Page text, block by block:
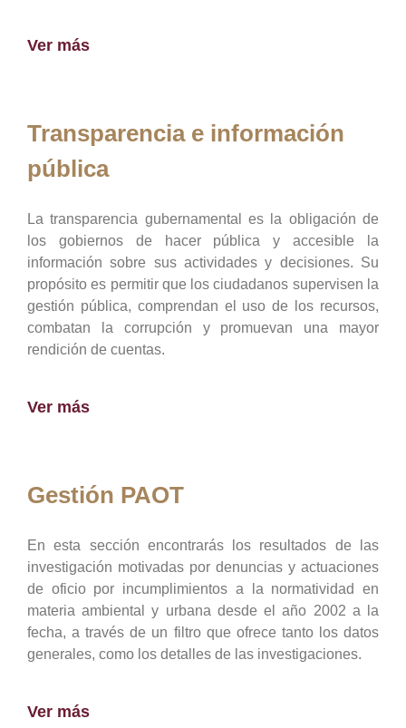
Ver más
Transparencia e información
pública
La transparencia gubernamental es la obligación de
los gobiernos de hacer pública y accesible la
información sobre sus actividades y decisiones. Su
propósito es permitir que los ciudadanos supervisen la
gestión pública, comprendan el uso de los recursos,
combatan la corrupción y promuevan una mayor
rendición de cuentas.
Ver más
Gestión PAOT
En esta sección encontrarás los resultados de las
investigación motivadas por denuncias y actuaciones
de oficio por incumplimientos a la normatividad en
materia ambiental y urbana desde el año 2002 a la
fecha, a través de un filtro que ofrece tanto los datos
generales, como los detalles de las investigaciones.
Ver más